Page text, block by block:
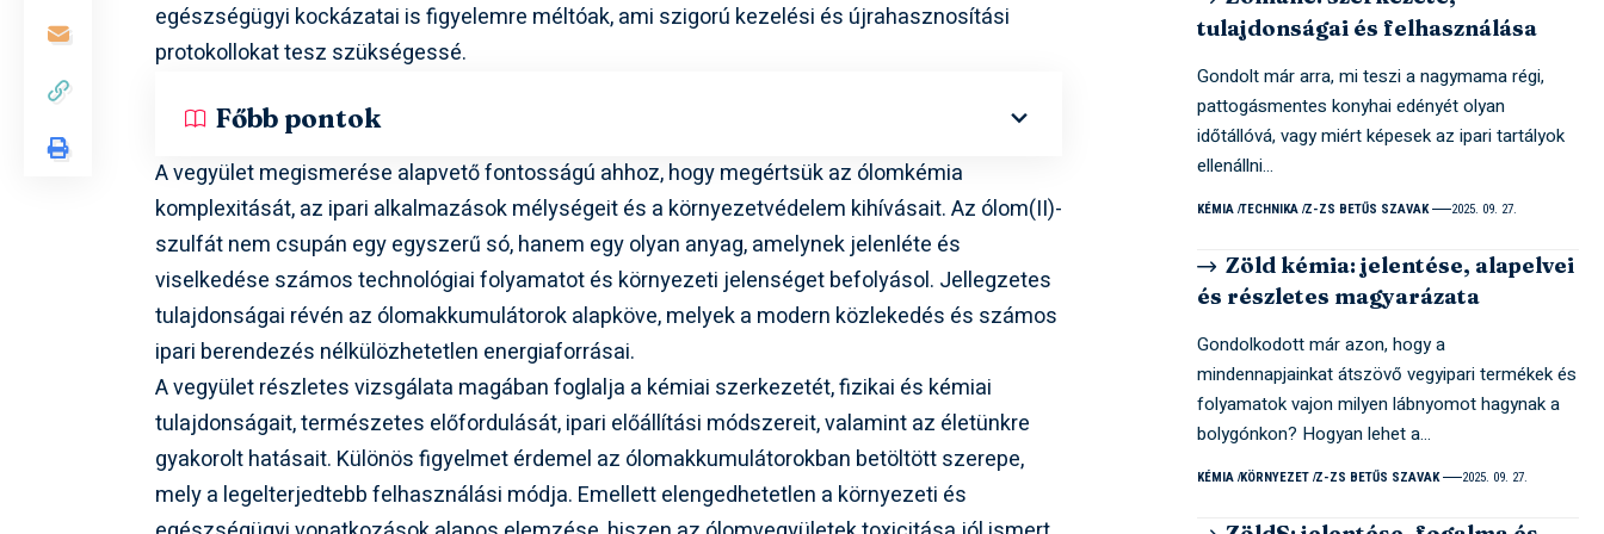
egészségügyi kockázatai is figyelemre méltóak, ami szigorú kezelési és újrahasznosítási
protokollokat tesz szükségessé.
Főbb pontok
A vegyület megismerése alapvető fontosságú ahhoz, hogy megértsük az ólomkémia
komplexitását, az ipari alkalmazások mélységeit és a környezetvédelem kihívásait. Az ólom(II)-
szulfát nem csupán egy egyszerű só, hanem egy olyan anyag, amelynek jelenléte és
viselkedése számos technológiai folyamatot és környezeti jelenséget befolyásol. Jellegzetes
tulajdonságai révén az ólomakkumulátorok alapköve, melyek a modern közlekedés és számos
ipari berendezés nélkülözhetetlen energiaforrásai.
A vegyület részletes vizsgálata magában foglalja a kémiai szerkezetét, fizikai és kémiai
tulajdonságait, természetes előfordulását, ipari előállítási módszereit, valamint az életünkre
gyakorolt hatásait. Különös figyelmet érdemel az ólomakkumulátorokban betöltött szerepe,
mely a legelterjedtebb felhasználási módja. Emellett elengedhetetlen a környezeti és
tulajdonságai és felhasználása
Gondolt már arra, mi teszi a nagymama régi,
pattogásmentes konyhai edényét olyan
időtállóvá, vagy miért képesek az ipari tartályok
ellenállni…
KÉMIA TECHNIKA Z-ZS BETŰS SZAVAK 2025. 09. 27.
Zöld kémia: jelentése, alapelvei
és részletes magyarázata
Gondolkodott már azon, hogy a
mindennapjainkat átszövő vegyipari termékek és
folyamatok vajon milyen lábnyomot hagynak a
bolygónkon? Hogyan lehet a…
KÉMIA KÖRNYEZET Z-ZS BETŰS SZAVAK 2025. 09. 27.